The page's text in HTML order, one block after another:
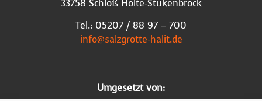
33758 Schloß Holte-Stukenbrock
Tel.: 05207 / 88 97 – 700
info@salzgrotte-halit.de
Umgesetzt von: